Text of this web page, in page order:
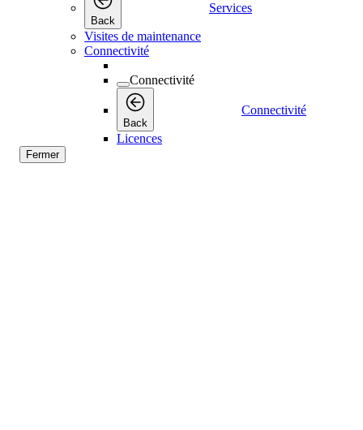
Back
Services
Visites de maintenance
Connectivité
Connectivité
Back
Connectivité
Licences
Fermer